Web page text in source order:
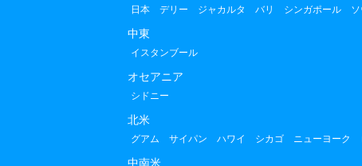
日本 デリー ジャカルタ バリ シンガポール
中東
イスタンブール
オセアニア
シドニー
北米
グアム サイパン ハワイ シカゴ ニューヨーク
中南米